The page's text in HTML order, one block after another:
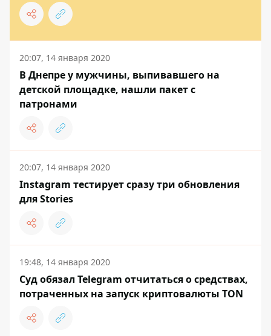
20:07, 14 января 2020
В Днепре у мужчины, выпивавшего на
детской площадке, нашли пакет с
патронами
20:07, 14 января 2020
Instagram тестирует сразу три обновления
для Stories
19:48, 14 января 2020
Суд обязал Telegram отчитаться о средствах,
потраченных на запуск криптовалюты TON